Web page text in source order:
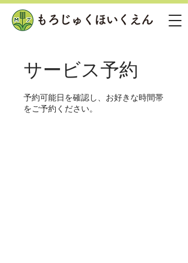
サービス予約
予約可能日を確認し、お好きな時間帯
をご予約ください。